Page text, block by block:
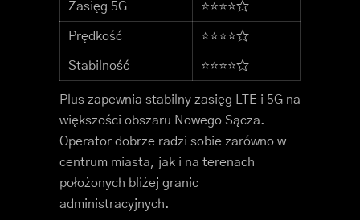
Zasięg 5G ⭐⭐⭐⭐☆
Prędkość ⭐⭐⭐⭐☆
Stabilność ⭐⭐⭐⭐☆
Plus zapewnia stabilny zasięg LTE i 5G na
większości obszaru Nowego Sącza.
Operator dobrze radzi sobie zarówno w
centrum miasta, jak i na terenach
położonych bliżej granic
administracyjnych.